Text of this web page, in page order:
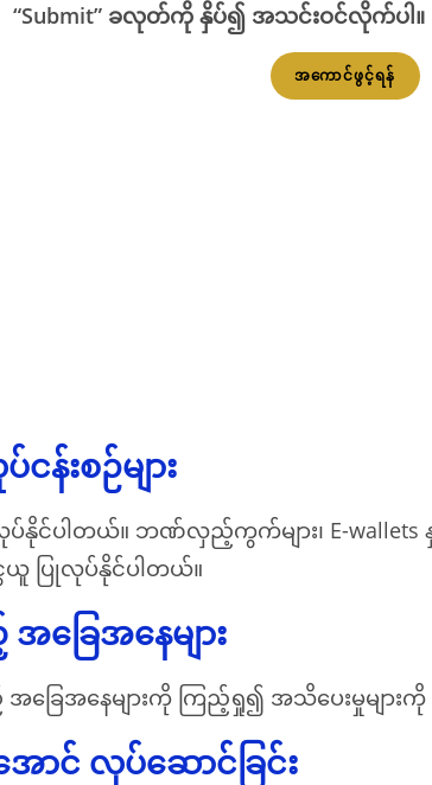
“Submit” ခလုတ်ကို နှိပ်၍ အသင်းဝင်လိုက်ပါ။
အကောင်ဖွင့်ရန်
န်းစဉ်များ
နိုင်ပါတယ်။ ဘဏ်လှည့်ကွက်များ၊ E-wallets နှ
ယူ ပြုလုပ်နိုင်ပါတယ်။
ခြေအနေများ
ြေအနေများကို ကြည့်ရှု၍ အသိပေးမှုများ
ာင် လုပ်ဆောင်ခြင်း